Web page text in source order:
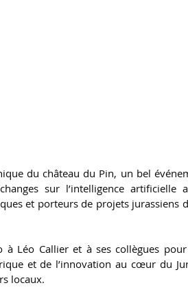
du château du Pin, un bel
sur l’intelligence artificielle
et porteurs de projets jurassiens
à Léo Callier et à ses collègues
et de l’innovation au cœur du
locaux.